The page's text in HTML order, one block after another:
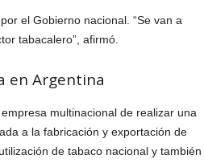
el Gobierno nacional. “Se van a
tabacalero”, afirmó.
en Argentina
multinacional de realizar una
a la fabricación y exportación de
de tabaco nacional y también